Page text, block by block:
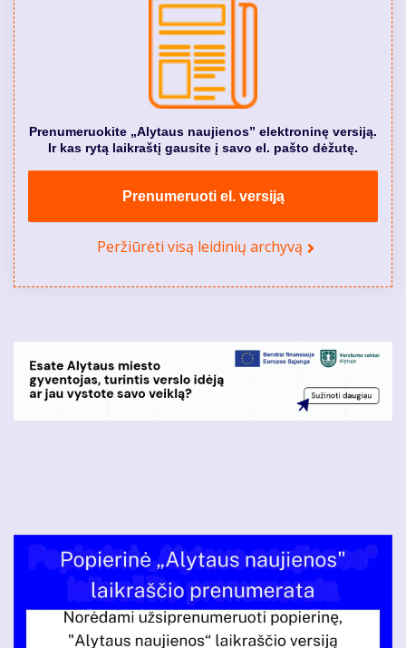
Prenumeruokite „Alytaus naujienos” elektroninę versiją.
Ir kas rytą laikraštį gausite į savo el. pašto dėžutę.
Prenumeruoti el. versiją
Peržiūrėti visą leidinių archyvą